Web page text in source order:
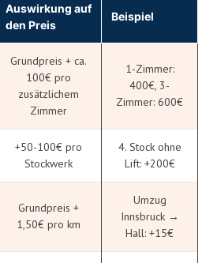
Auswirkung auf
den Preis
Beispiel
Grundpreis + ca.
100€ pro
zusätzlichem
Zimmer
1-Zimmer:
400€, 3-
Zimmer: 600€
+50-100€ pro
Stockwerk
4. Stock ohne
Lift: +200€
Grundpreis +
1,50€ pro km
Umzug
Innsbruck →
Hall: +15€